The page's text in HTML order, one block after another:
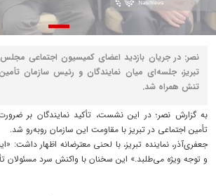
تبریز، جلسه‌ای میان نمایندگان و رئیس سازمان
تنش همراه شد.
به گزارش نصر؛ در این نشست، تأکید نمایندگان بر
تأمین اجتماعی در تبریز با مقاومت این سازمان روبه‌رو شد.
جعفری‌آذر، نماینده تبریز، با لحنی معترضانه اظهار داشت:
و توجه ویژه می‌طلبد.» این سخنان با واکنش سرد مسئولان